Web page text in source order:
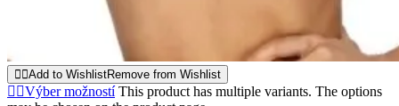
Add to WishlistRemove from Wishlist
Výber možností This product has multiple variants. The options